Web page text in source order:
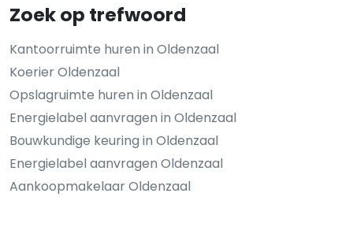
Zoek op trefwoord
Kantoorruimte huren in Oldenzaal
Koerier Oldenzaal
Opslagruimte huren in Oldenzaal
Energielabel aanvragen in Oldenzaal
Bouwkundige keuring in Oldenzaal
Energielabel aanvragen Oldenzaal
Aankoopmakelaar Oldenzaal